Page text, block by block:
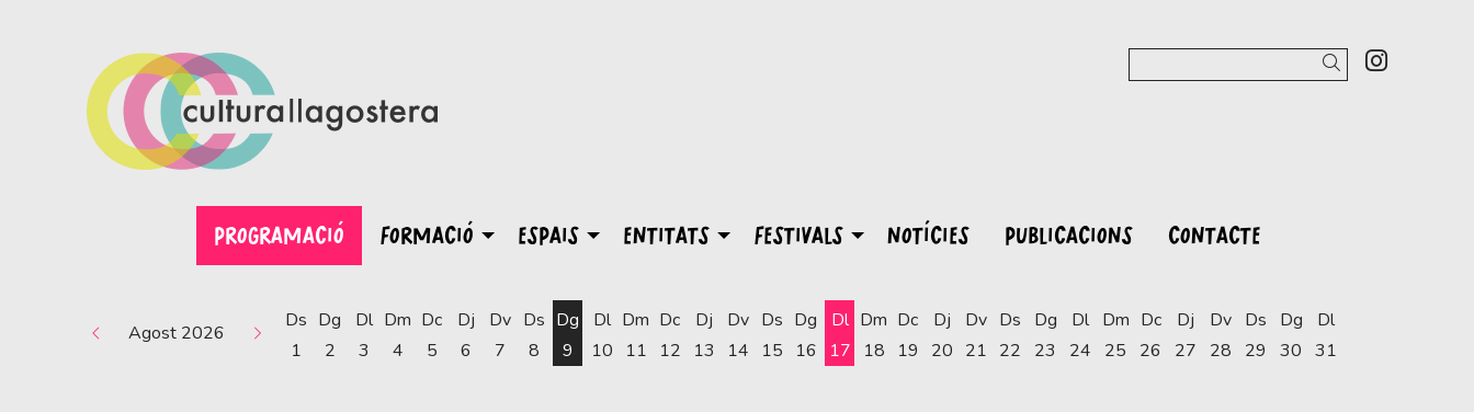
Link a
Cercar
PROGRAMACIÓ FORMACIÓ ESPAIS ENTITATS FESTIVALS NOTÍCIES PUBLICACIONS CONTACTE
Agost 2026
Ds
1
Dg
2
Dl
3
Dm
4
Dc
5
Dj
6
Dv
7
Ds
8
Dg
9
Dl
10
Dm
11
Dc
12
Dj
13
Dv
14
Ds
15
Dg
16
Dl
17
Dm
18
Dc
19
Dj
20
Dv
21
Ds
22
Dg
23
Dl
24
Dm
25
Dc
26
Dj
27
Dv
28
Ds
29
Dg
30
Dl
31